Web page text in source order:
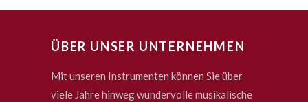
ÜBER UNSER UNTERNEHMEN
Mit unseren Instrumenten können Sie über
viele Jahre hinweg wundervolle musikalische